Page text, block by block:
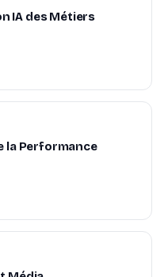
IA des Métiers
la Performance